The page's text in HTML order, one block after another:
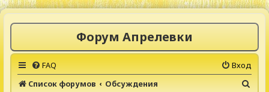
Форум Апрелевки
FAQ
Вход
Список форумов
Обсуждения